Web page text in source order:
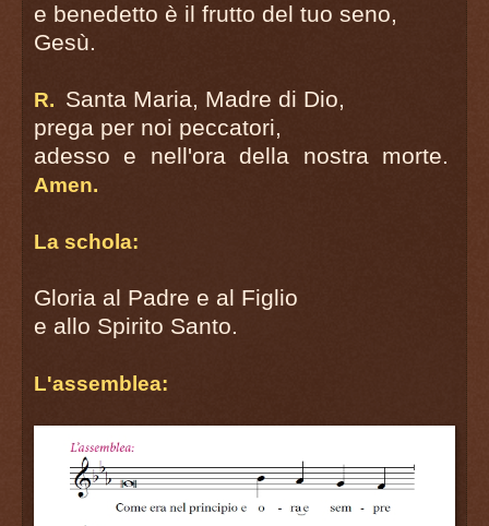
e benedetto è il frutto del tuo seno,
Gesù.
R. Santa Maria, Madre di Dio,
prega per noi peccatori,
adesso e nell'ora della nostra morte.
Amen.
La schola:
Gloria al Padre e al Figlio
e allo Spirito Santo.
L'assemblea: